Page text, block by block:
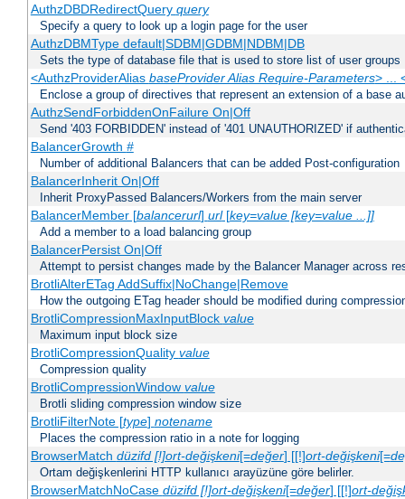
AuthzDBDRedirectQuery query
Specify a query to look up a login page for the user
AuthzDBMType default|SDBM|GDBM|NDBM|DB
Sets the type of database file that is used to store list of user groups
<AuthzProviderAlias baseProvider Alias Require-Parameters> ...
Enclose a group of directives that represent an extension of a base
AuthzSendForbiddenOnFailure On|Off
Send '403 FORBIDDEN' instead of '401 UNAUTHORIZED' if
BalancerGrowth #
Number of additional Balancers that can be added Post-configuration
BalancerInherit On|Off
Inherit ProxyPassed Balancers/Workers from the main server
BalancerMember [balancerurl] url[key=value [key=value ...]]
Add a member to a load balancing group
BalancerPersist On|Off
Attempt to persist changes made by the Balancer Manager across
BrotliAlterETag AddSuffix|NoChange|Remove
How the outgoing ETag header should be modified during
BrotliCompressionMaxInputBlock value
Maximum input block size
BrotliCompressionQuality value
Compression quality
BrotliCompressionWindow value
Brotli sliding compression window size
BrotliFilterNote [type] notename
Places the compression ratio in a note for logging
BrowserMatch düzifd [!]ort-değişkeni[=değer] [[!]ort-değişkeni[=
Ortam değişkenlerini HTTP kullanıcı arayüzüne göre belirler.
BrowserMatchNoCase düzifd [!]ort-değişkeni[=değer] [[!]ort-